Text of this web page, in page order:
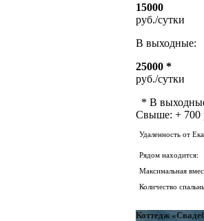
15000
руб./сутки
В выходные:
25000 *
руб./сутки
* В выходные
Свыше: + 700
Удаленность от
Рядом находится:
Максимальная
Количество
Коттедж